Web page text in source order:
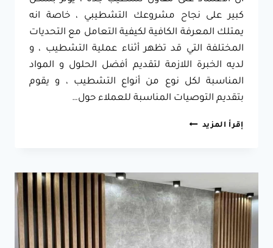
كبير على نجاح مشروعك التشطيبي ، خاصة انه
يمتلك المعرفة الكافية لكيفية التعامل مع التحديات
المختلفة التي قد تظهر أثناء عملية التشطيب ، و
لديه الخبرة اللازمة لتقديم أفضل الحلول و المواد
المناسبة لكل نوع من أنواع التشطيب ، و يقوم
بتقديم التوصيات المناسبة للعملاء حول…
إقرأ المزيد مقاول
0557796184
تشطيب
منازل
من
الخارج
جدة